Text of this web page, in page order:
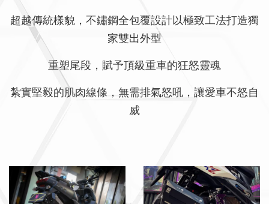
超越傳統樣貌，不鏽鋼全包覆設計以極致工法打造獨
家雙出外型
重塑尾段，賦予頂級重車的狂怒靈魂
紮實堅毅的肌肉線條，無需排氣怒吼，讓愛車不怒自
威